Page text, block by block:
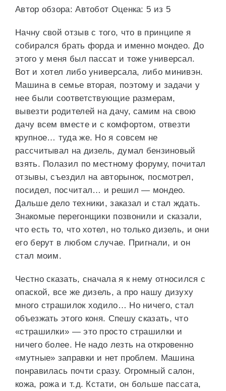
Автор обзора: Автобот Оценка: 5 из 5
Начну свой отзыв с того, что в принципе я
собирался брать форда и именно мондео. До
этого у меня был пассат и тоже универсал.
Вот и хотел либо универсала, либо минивэн.
Машина в семье вторая, поэтому и задачи у
нее были соответствующие размерам,
вывезти родителей на дачу, самим на свою
дачу всем вместе и с комфортом, отвезти
крупное… туда же. Но я совсем не
рассчитывал на дизель, думал бензиновый
взять. Полазил по местному форуму, почитал
отзывы, съездил на авторынок, посмотрел,
посидел, посчитал… и решил — мондео.
Дальше дело техники, заказал и стал ждать.
Знакомые перегонщики позвонили и сказали,
что есть то, что хотел, но только дизель, и они
его берут в любом случае. Пригнали, и он
стал моим.
Честно сказать, сначала я к нему относился с
опаской, все же дизель, а про нашу дизуху
много страшилок ходило… Но ничего, стал
объезжать этого коня. Спешу сказать, что
«страшилки» — это просто страшилки и
ничего более. Не надо лезть на откровенно
«мутные» заправки и нет проблем. Машина
понравилась почти сразу. Огромный салон,
кожа, рожа и т.д. Кстати, он больше пассата,